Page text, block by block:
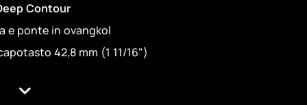
Contour
e ponte in ovangkol
42,8 mm (1 11/16")